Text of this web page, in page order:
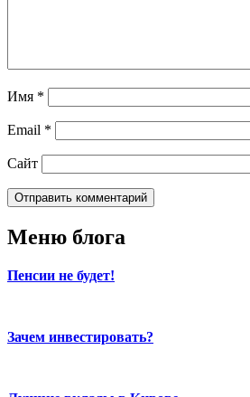
Имя *
Email *
Сайт
Меню блога
Пенсии не будет!
Зачем инвестировать?